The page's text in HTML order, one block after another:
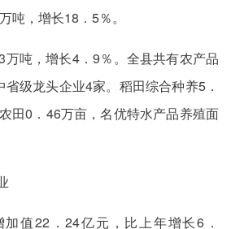
吨，增长18．5％。
万吨，增长4．9％。全县共有农产品
级龙头企业4家。稻田综合种养5．
田0．46万亩，名优特水产品养殖面
值22．24亿元，比上年增长6．